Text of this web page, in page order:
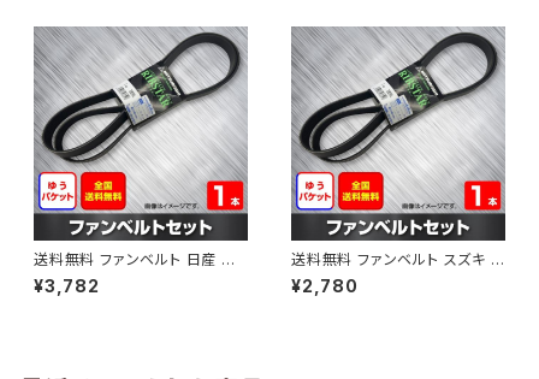
送料無料 ファンベルト 日産 キ
ューブ 型式Z12 H20.11～H24.
10 （国内トップメーカー） 1本 H
¥3,782
送料無料 ファンベルト スズキ ワ
ゴンR 型式MH34S H24.09～
H29.02 （国内トップメーカー）
¥2,780